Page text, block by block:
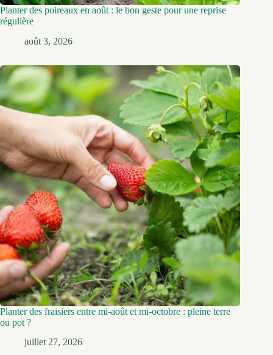
Planter des poireaux en août : le bon geste pour une reprise
régulière
août 3, 2026
Planter des fraisiers entre mi-août et mi-octobre : pleine terre
ou pot ?
juillet 27, 2026